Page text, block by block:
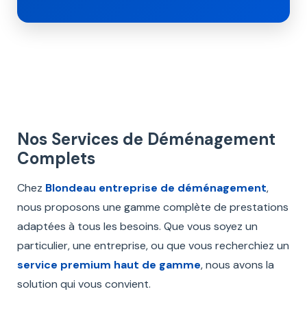
Nos Services de Déménagement
Complets
Chez Blondeau entreprise de déménagement,
nous proposons une gamme complète de prestations
adaptées à tous les besoins. Que vous soyez un
particulier, une entreprise, ou que vous recherchiez un
service premium haut de gamme, nous avons la
solution qui vous convient.